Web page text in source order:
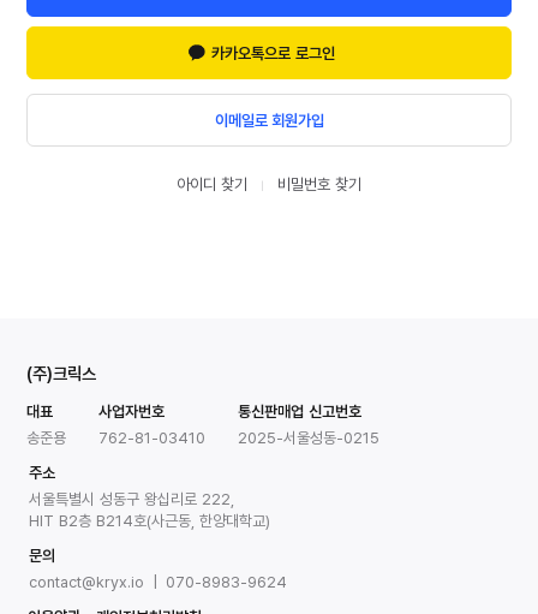
카카오톡으로 로그인
회원가입
아이디 찾기 비밀번호 찾기
(주)크릭스
대표
송준용
사업자번호
762-81-03410
통신판매업 신고번호
2025-서울성동-0215
주소
서울특별시 성동구 왕십리로 222,
HIT B2층 B214호(사근동, 한양대학교)
문의
contact@kryx.io | 070-8983-9624